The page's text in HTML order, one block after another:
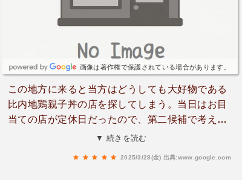
画像は著作権で保護されている場合があります。
この地方に来ると当方はどうしても大好物である
比内地鶏親子丼の店を探してしまう。当日はお目
当ての店が定休日だったので、第二候補で考えて
いた道の駅で親子丼を頂くこととした。しかし最
▼ 続きを読む
2025/3/28(金) 出典:www.google.com